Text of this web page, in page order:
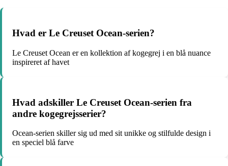
Hvad er Le Creuset Ocean-serien?
Le Creuset Ocean er en kollektion af kogegrej i en blå nuance
inspireret af havet
Hvad adskiller Le Creuset Ocean-serien fra
andre kogegrejsserier?
Ocean-serien skiller sig ud med sit unikke og stilfulde design i
en speciel blå farve